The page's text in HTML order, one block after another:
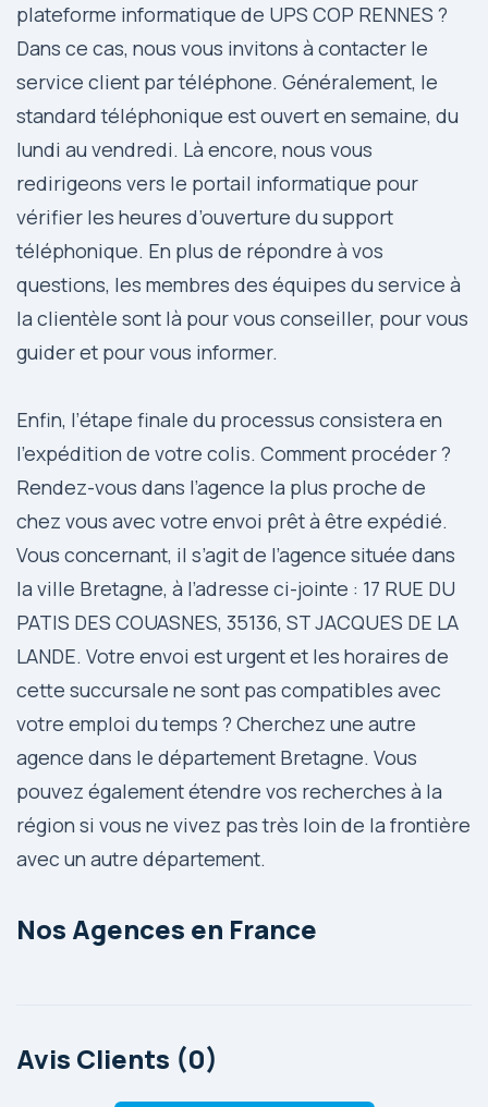
plateforme informatique de UPS COP RENNES ?
Dans ce cas, nous vous invitons à contacter le
service client par téléphone. Généralement, le
standard téléphonique est ouvert en semaine, du
lundi au vendredi. Là encore, nous vous
redirigeons vers le portail informatique pour
vérifier les heures d’ouverture du support
téléphonique. En plus de répondre à vos
questions, les membres des équipes du service à
la clientèle sont là pour vous conseiller, pour vous
guider et pour vous informer.
Enfin, l’étape finale du processus consistera en
l’expédition de votre colis. Comment procéder ?
Rendez-vous dans l’agence la plus proche de
chez vous avec votre envoi prêt à être expédié.
Vous concernant, il s’agit de l’agence située dans
la ville Bretagne, à l’adresse ci-jointe : 17 RUE DU
PATIS DES COUASNES, 35136, ST JACQUES DE LA
LANDE. Votre envoi est urgent et les horaires de
cette succursale ne sont pas compatibles avec
votre emploi du temps ? Cherchez une autre
agence dans le département Bretagne. Vous
pouvez également étendre vos recherches à la
région si vous ne vivez pas très loin de la frontière
avec un autre département.
Nos Agences en France
Avis Clients (0)